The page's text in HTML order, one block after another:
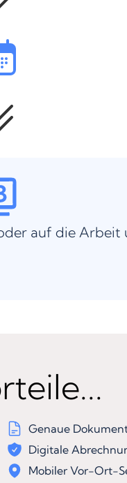
auf die Arbeit
Genaue
Digitale
Mobiler Vor-Ort-